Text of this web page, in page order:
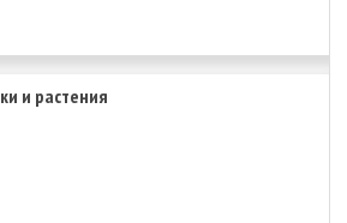
и растения